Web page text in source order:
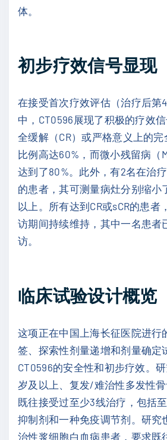
体。
初步疗效信号显现
在接受首次疗效评估（治疗后第
中，CT0596展现了积极的疗效
全缓解（CR）或严格意义上的完
比例高达60%，而微小残留病（
达到了80%。此外，有2名在治
的患者，其可测量病灶分别缩小
以上。所有达到CR或sCR的患者
访期间持续维持，其中一名患者
访。
临床试验设计概览
这项正在中国上海长征医院进行
签、探索性剂量递增和剂量确定
CT0596的安全性和初步疗效。
岁及以上、复发/难治性多发性
既往接受过至少3线治疗，包括
抑制剂和一种免疫调节剂。研究
治性浆细胞白血病患者，要求既